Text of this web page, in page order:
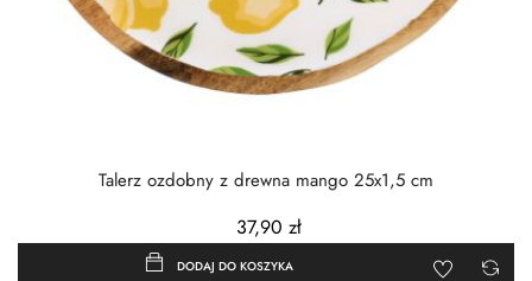
Talerz ozdobny z drewna mango 25x1,5 cm
37,90 zł
DODAJ DO KOSZYKA